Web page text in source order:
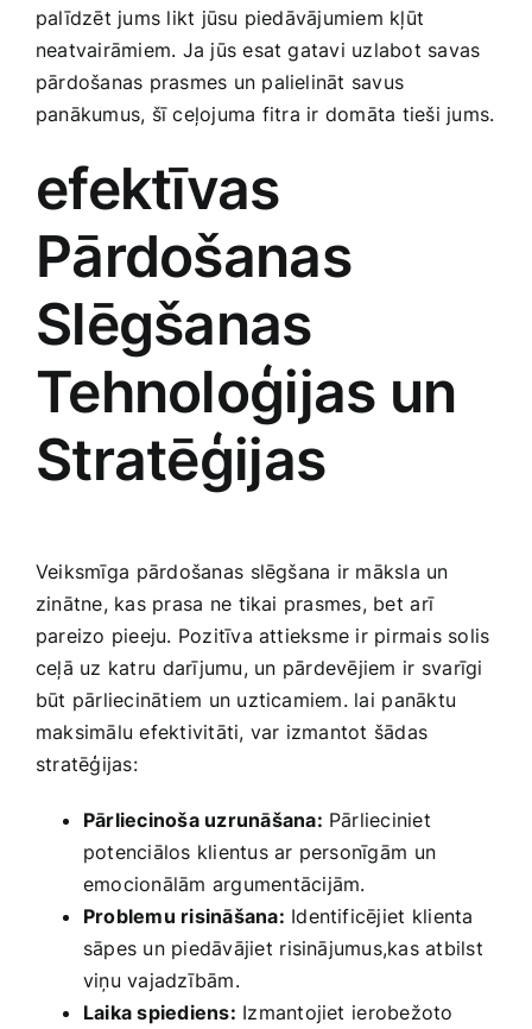
palīdzēt jums likt jūsu piedāvājumiem kļūt
neatvairāmiem. Ja jūs esat gatavi uzlabot savas
pārdošanas prasmes un ‍palielināt savus
panākumus, šī ceļojuma⁣ fitra ir domāta tieši jums.
efektīvas
Pārdošanas
Slēgšanas
Tehnoloģijas un
Stratēģijas
Veiksmīga⁣ pārdošanas⁣ slēgšana ir māksla un
zinātne, kas prasa⁣ ne tikai prasmes, bet⁢ arī
pareizo pieeju. Pozitīva attieksme ir pirmais solis
ceļā uz katru ⁢darījumu, un⁣ pārdevējiem ⁢ir svarīgi
būt pārliecinātiem un uzticamiem. lai⁣ panāktu
maksimālu efektivitāti, var izmantot šādas
stratēģijas:
Pārliecinoša uzrunāšana: Pārlieciniet
potenciālos klientus ar personīgām ⁤un​
emocionālām ‌argumentācijām.
Problemu risināšana: Identificējiet ⁢klienta
sāpes un ​piedāvājiet ⁤risinājumus,kas atbilst
viņu vajadzībām.
Laika spiediens: ‍Izmantojiet ⁣ierobežoto